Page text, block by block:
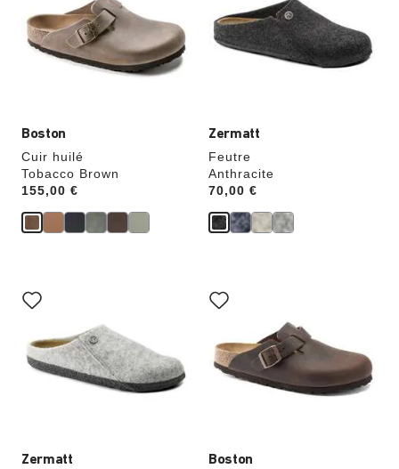
Boston
Cuir huilé
Tobacco Brown
Price:
155,00 €
échantillons
de
couleurs
modifiera
Zermatt
Feutre
Anthracite
Price:
70,00 €
échantillons
de
couleurs
modifiera
Zermatt
sur
les
échantillons
de
couleurs
modifiera
Boston
sur
les
échantillons
de
couleurs
modifiera